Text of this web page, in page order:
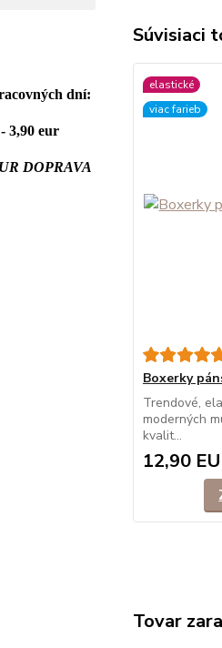
dní:
3,90 eur
DOPRAVA
Súvisiaci
elastické
viac farieb
Boxerky
Trendové,
moderných
kvalit...
12,90
Tovar